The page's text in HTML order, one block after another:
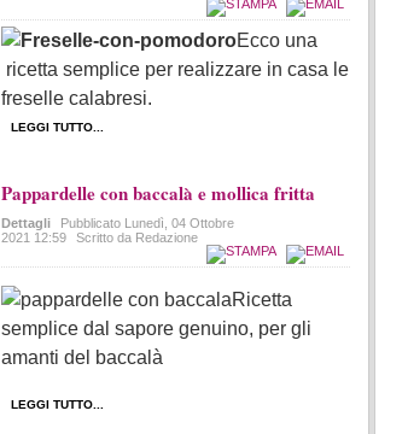
Ecco una
ricetta semplice per realizzare in casa le
freselle calabresi.
LEGGI TUTTO...
Pappardelle con baccalà e mollica fritta
Dettagli Pubblicato Lunedì, 04 Ottobre
2021 12:59
Scritto da Redazione
Ricetta
semplice dal sapore genuino, per gli
amanti del baccalà
LEGGI TUTTO...